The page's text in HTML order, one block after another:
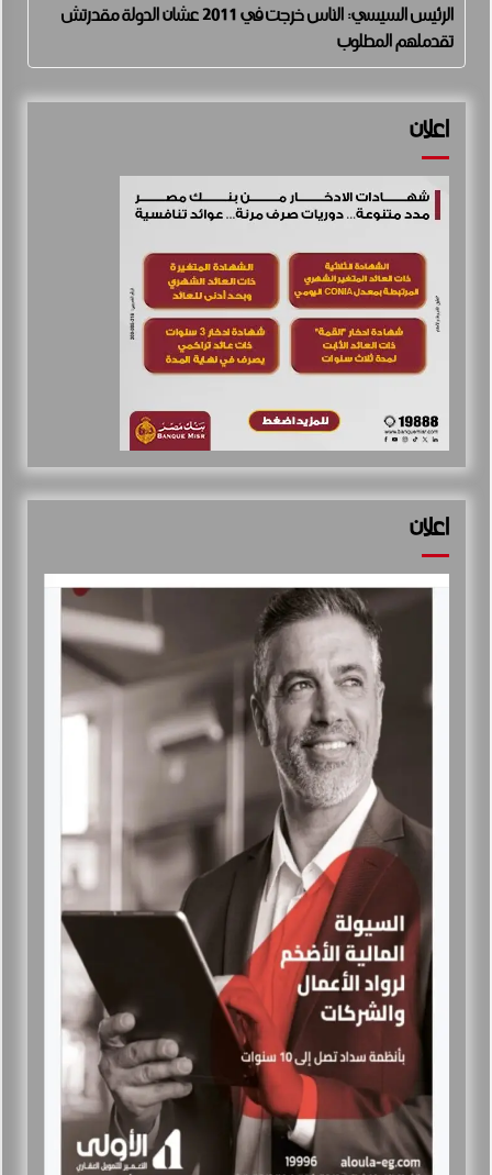
الرئيس السيسي: الناس خرجت في 2011 عشان الدولة مقدرتش
تقدملهم المطلوب
اعلان
اعلان